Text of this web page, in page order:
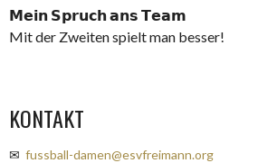
𝗠𝗲𝗶𝗻 𝗦𝗽𝗿𝘂𝗰𝗵 𝗮𝗻𝘀 𝗧𝗲𝗮𝗺
Mit der Zweiten spielt man besser!
KONTAKT
✉ fussball-damen@esvfreimann.org